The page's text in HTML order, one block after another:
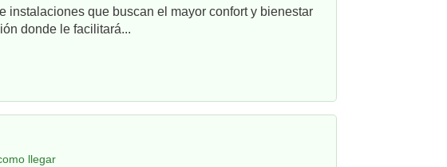
instalaciones que buscan el mayor confort y bienestar
donde le facilitará...
llegar